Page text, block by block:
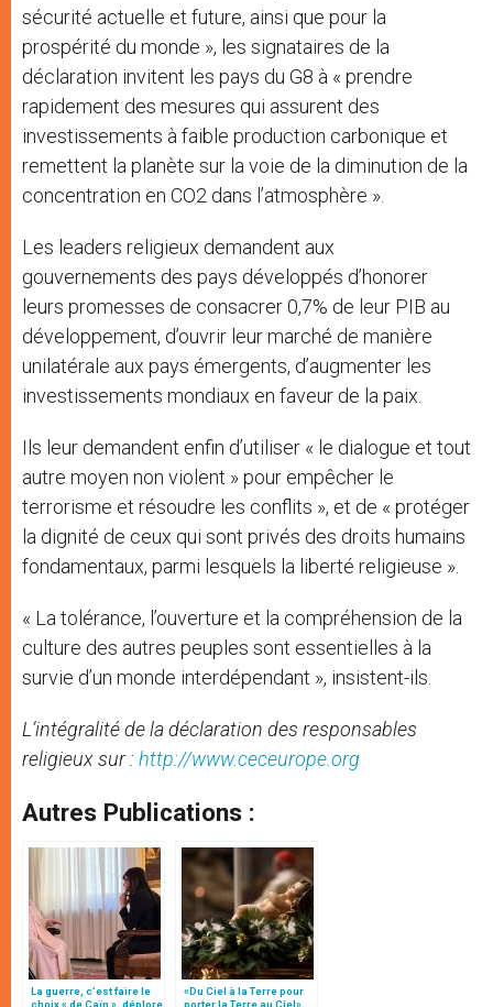
sécurité actuelle et future, ainsi que pour la
prospérité du monde », les signataires de la
déclaration invitent les pays du G8 à « prendre
rapidement des mesures qui assurent des
investissements à faible production carbonique et
remettent la planète sur la voie de la diminution de la
concentration en CO2 dans l’atmosphère ».
Les leaders religieux demandent aux
gouvernements des pays développés d’honorer
leurs promesses de consacrer 0,7% de leur PIB au
développement, d’ouvrir leur marché de manière
unilatérale aux pays émergents, d’augmenter les
investissements mondiaux en faveur de la paix.
Ils leur demandent enfin d’utiliser « le dialogue et tout
autre moyen non violent » pour empêcher le
terrorisme et résoudre les conflits », et de « protéger
la dignité de ceux qui sont privés des droits humains
fondamentaux, parmi lesquels la liberté religieuse ».
« La tolérance, l’ouverture et la compréhension de la
culture des autres peuples sont essentielles à la
survie d’un monde interdépendant », insistent-ils.
L’intégralité de la déclaration des responsables
religieuxsur : http://www.ceceurope.org
Autres Publications :
La guerre, c’est faire le
choix « de Caïn », déplore
«Du Ciel à la Terre pour
porter la Terre au Ciel»,